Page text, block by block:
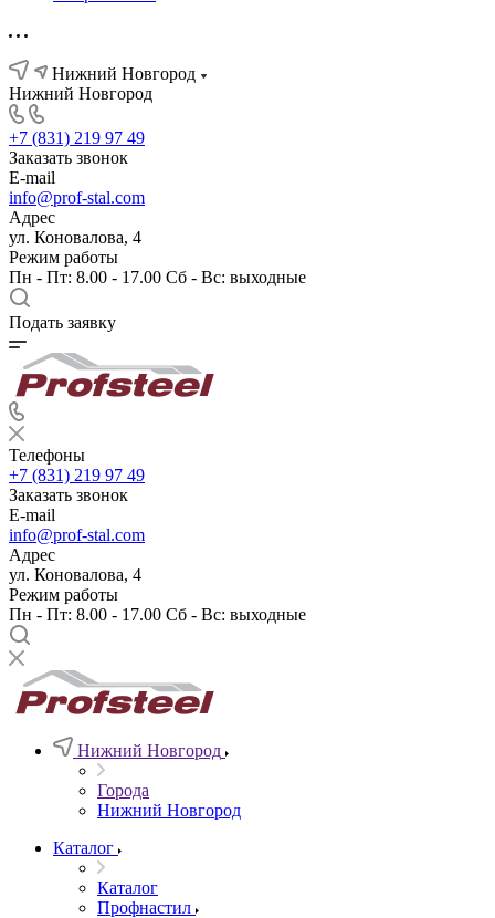
Нижний Новгород
Нижний Новгород
+7 (831) 219 97 49
Заказать звонок
E-mail
info@prof-stal.com
Адрес
ул. Коновалова, 4
Режим работы
Пн - Пт: 8.00 - 17.00 Сб - Вс: выходные
Подать заявку
Телефоны
+7 (831) 219 97 49
Заказать звонок
E-mail
info@prof-stal.com
Адрес
ул. Коновалова, 4
Режим работы
Пн - Пт: 8.00 - 17.00 Сб - Вс: выходные
Нижний Новгород
Города
Нижний Новгород
Каталог
Каталог
Профнастил